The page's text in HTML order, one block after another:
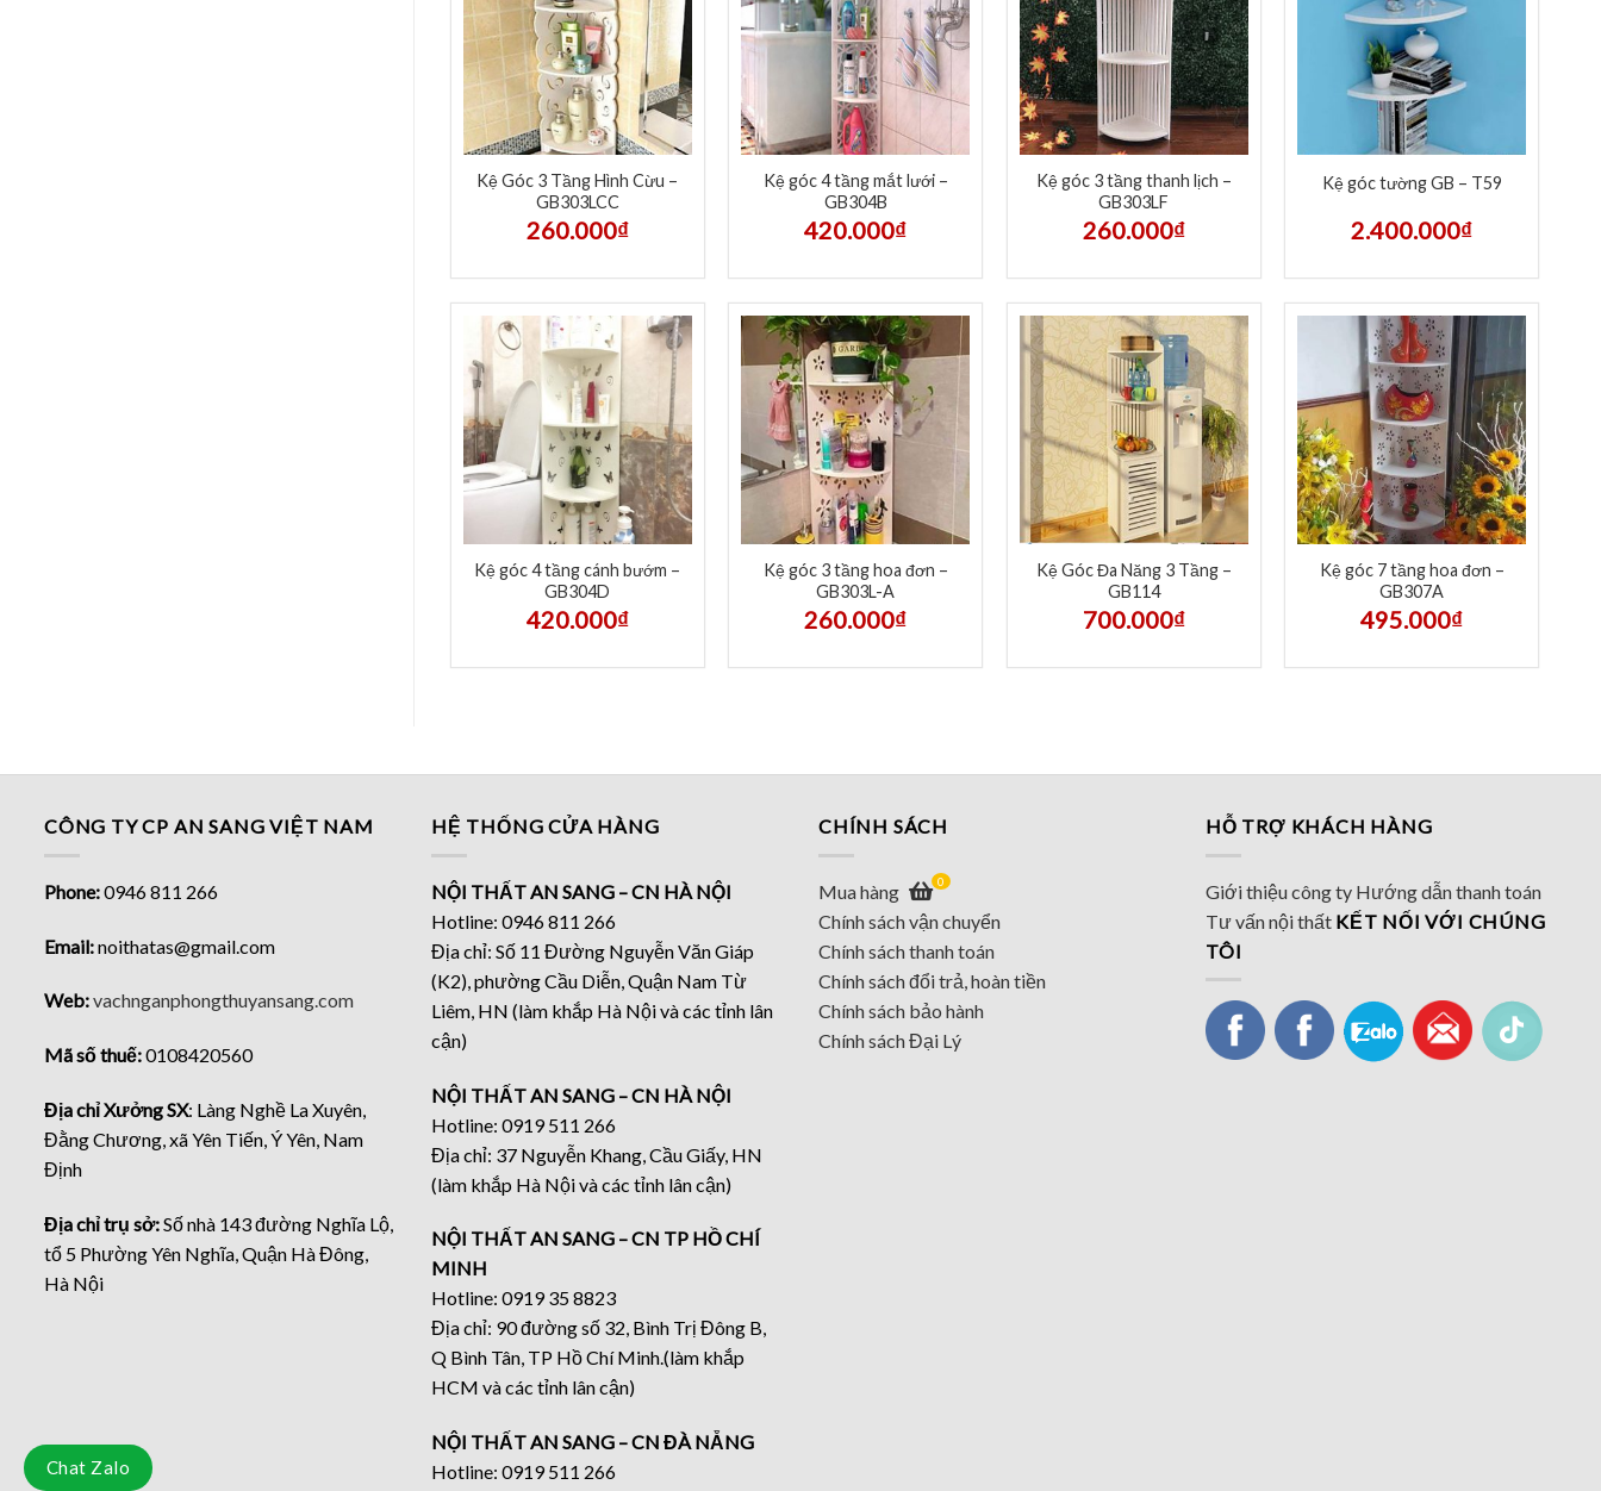
Kệ Góc 3 Tầng Hình Cừu –
GB303LCC
260.000₫
Kệ góc 4 tầng mắt lưới –
GB304B
420.000₫
Kệ góc 3 tầng thanh lịch –
GB303LF
260.000₫
Kệ góc tường GB – T59
2.400.000₫
Kệ góc 4 tầng cánh bướm –
GB304D
420.000₫
Kệ góc 3 tầng hoa đơn –
GB303L-A
260.000₫
Kệ Góc Đa Năng 3 Tầng –
GB114
700.000₫
Kệ góc 7 tầng hoa đơn –
GB307A
495.000₫
CÔNG TY CP AN SANG VIỆT NAM
Phone:0946 811 266
Email:noithatas@gmail.com
Web:vachnganphongthuyansang.com
Mã số thuế:0108420560
Địa chỉ Xưởng SX: Làng Nghề La Xuyên,
Đằng Chương, xã Yên Tiến, Ý Yên, Nam
Định
Địa chỉ trụ sở:Số nhà 143 đường Nghĩa Lộ,
tổ 5 Phường Yên Nghĩa, Quận Hà Đông,
Hà Nội
HỆ THỐNG CỬA HÀNG
NỘI THẤT AN SANG – CN HÀ NỘI
Hotline: 0946 811 266
Địa chỉ: Số 11 Đường Nguyễn Văn Giáp
(K2), phường Cầu Diễn, Quận Nam Từ
Liêm, HN (làm khắp Hà Nội và các tỉnh lân
cận)
NỘI THẤT AN SANG – CN HÀ NỘI
Hotline: 0919 511 266
Địa chỉ: 37 Nguyễn Khang, Cầu Giấy, HN
(làm khắp Hà Nội và các tỉnh lân cận)
NỘI THẤT AN SANG – CN TP HỒ CHÍ
MINH
Hotline: 0919 35 8823
Địa chỉ: 90 đường số 32, Bình Trị Đông B,
Q Bình Tân, TP Hồ Chí Minh.(làm khắp
HCM và các tỉnh lân cận)
NỘI THẤT AN SANG – CN ĐÀ NẴNG
Hotline: 0919 511 266
CHÍNH SÁCH
Mua hàng 0
Chính sách vận chuyển
Chính sách thanh toán
Chính sách đổi trả, hoàn tiền
Chính sách bảo hành
Chính sách Đại Lý
HỖ TRỢ KHÁCH HÀNG
Giới thiệu công ty Hướng dẫn thanh toán
Tư vấn nội thất KẾT NỐI VỚI CHÚNG
TÔI
Chat Zalo